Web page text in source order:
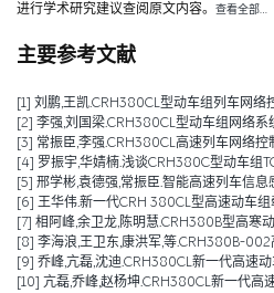
进行学术研究建议查阅原文内容。 查看全部…
主要参考文献
[1] 刘鹏,王凯.CRH380CL型动车组列车网
[2] 李强,刘国梁.CRH380CL型动车组网络
[3] 常振臣,李强.CRH380CL高速列车网络控
[4] 罗振宇,华婧楠.浅谈CRH380C型动车组
[5] 邢学彬,袁德强,常振臣.智能高速列车信
[6] 王华伟.新一代CRH 380CL型高速动车
[7] 相阿峰,余卫龙,陈明慧.CRH380B型高
[8] 李海浪,王卫东,康洪军,等.CRH380B-
[9] 乔峰,亢磊,沈迪.CRH380CL新一代高速
[10] 亢磊,乔峰,赵杨坤.CRH380CL新一代高